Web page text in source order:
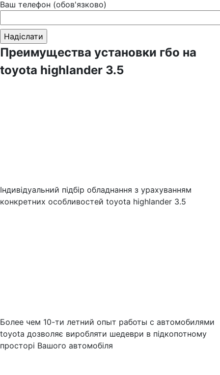
Ваш телефон (обов'язково)
Преимущества установки гбо на
toyota highlander 3.5
Індивідуальний підбір обладнання з урахуванням
конкретних особливостей toyota highlander 3.5
Более чем 10-ти летний опыт работы с автомобилями
toyota дозволяє виробляти шедеври в підкопотному
просторі Вашого автомобіля